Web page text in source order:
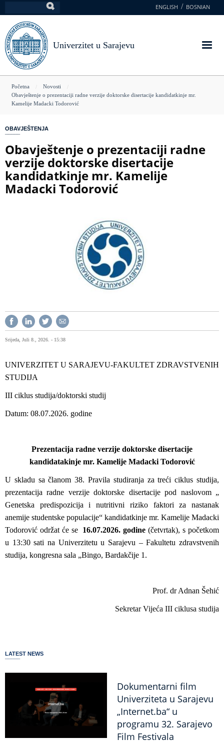
na
glavni
sadržaj
ENGLISH BOSNIAN
Univerzitet u Sarajevu
You
are
Početna
Novosti
Obavještenje o prezentaciji radne verzije doktorske disertacije kandidatkinje mr.
Kamelije Madacki Todorović
OBAVJEŠTENJA
Obavještenje o prezentaciji radne
verzije doktorske disertacije
kandidatkinje mr. Kamelije
Madacki Todorović
Srijeda, Juli 8., 2026. - 15:38
UNIVERZITET U SARAJEVU-FAKULTET ZDRAVSTVENIH
STUDIJA
III ciklus studija/doktorski studij
Datum: 08.07.2026. godine
Prezentacija radne verzije doktorske disertacije
kandidatakinje mr. Kamelije Madacki Todorović
U skladu sa članom 38. Pravila studiranja za treći ciklus studija,
prezentacija radne verzije doktorske disertacije pod naslovom „
Genetska predispozicija i nutritivni riziko faktori za nastanak
anemije studentske populacije“ kandidatkinje mr. Kamelije Madacki
Todorović održat će se 16.07.2026. godine(četvrtak), s početkom
u 13:30 sati na Univerzitetu u Sarajevu – Fakultetu zdravstvenih
studija, kongresna sala „Bingo, Bardakčije 1.
Prof. dr Adnan Šehić
Sekretar Vijeća III ciklusa studija
LATEST NEWS
Dokumentarni film
Univerziteta u Sarajevu
„Internet.ba“ u
programu 32. Sarajevo
Film Festivala